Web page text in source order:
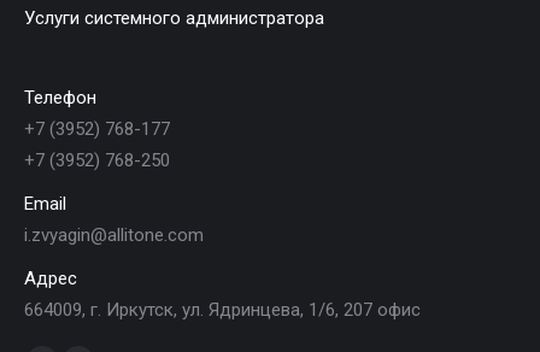
Услуги системного администратора
Телефон
+7 (3952) 768-177
+7 (3952) 768-250
Email
i.zvyagin@allitone.com
Адрес
664009, г. Иркутск, ул. Ядринцева, 1/6, 207 офис